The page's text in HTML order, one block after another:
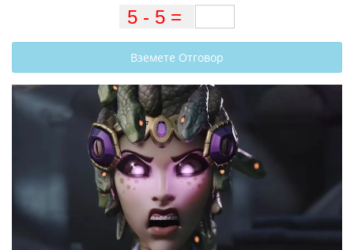
Вземете Отговор